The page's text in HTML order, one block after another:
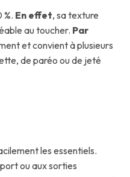
En effet, sa texture
au toucher. Par
et convient à plusieurs
de paréo ou de jeté
les essentiels.
ou aux sorties